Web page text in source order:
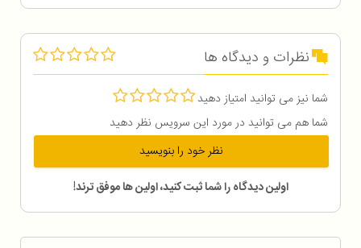
نظرات و دیدگاه ها
شما نیز می توانید امتیاز دهید
شما هم می توانید در مورد این سرویس نظر دهید
نظر خود را بنویسید
اولین دیدگاه را شما ثبت کنید، اولین ها موفق ترند!